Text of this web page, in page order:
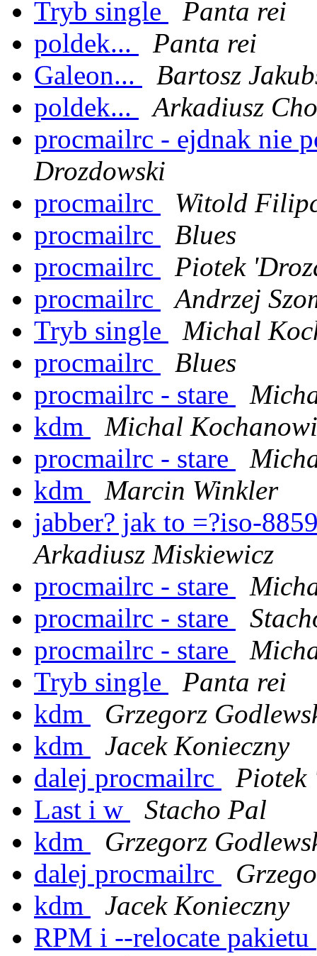
Tryb single
Panta rei
poldek...
Panta rei
Galeon...
Bartosz
poldek...
Arkadiusz
procmailrc - ejdnak nie
Drozdowski
procmailrc
Witold
procmailrc
Blues
procmailrc
Piotek
procmailrc
Andrzej
Tryb single
Michal
procmailrc
Blues
procmailrc - stare
kdm
Michal
procmailrc - stare
kdm
Marcin Winkler
jabber? jak to =?iso-
Arkadiusz Miskiewicz
procmailrc - stare
procmailrc - stare
procmailrc - stare
Tryb single
Panta rei
kdm
Grzegorz
kdm
Jacek Konieczny
dalej procmailrc
Piotek
Last i w
Stacho Pal
kdm
Grzegorz
dalej procmailrc
kdm
Jacek Konieczny
RPM i --relocate pakietu